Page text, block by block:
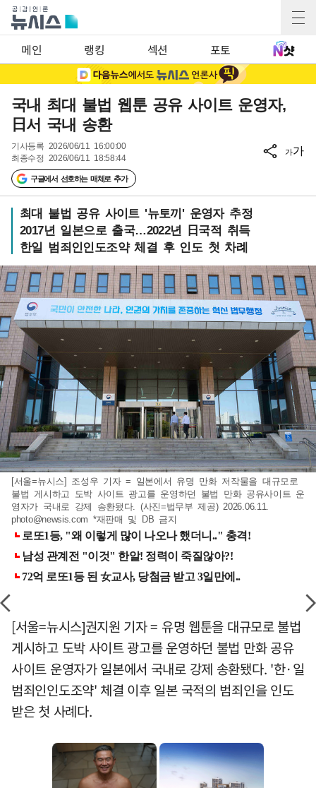
메인 랭킹 섹션 포토
국내 최대 불법 웹툰 공유 사이트 운영자,
日서 국내 송환
기사등록 2026/06/11 16:00:00
최종수정 2026/06/11 18:58:44
구글에서 선호하는 매체로 추가
가가
최대 불법 공유 사이트 '뉴토끼' 운영자 추정
2017년 일본으로 출국…2022년 日국적 취득
한일 범죄인인도조약 체결 후 인도 첫 차례
[서울=뉴시스] 조성우 기자 = 일본에서 유명 만화 저작물을 대규모로
불법 게시하고 도박 사이트 광고를 운영하던 불법 만화 공유사이트 운
영자가 국내로 강제 송환됐다. (사진=법무부 제공) 2026.06.11.
photo@newsis.com *재판매 및 DB 금지
[서울=뉴시스]권지원 기자 = 유명 웹툰을 대규모로 불법
게시하고 도박 사이트 광고를 운영하던 불법 만화 공유
사이트 운영자가 일본에서 국내로 강제 송환됐다. '한·일
범죄인인도조약' 체결 이후 일본 국적의 범죄인을 인도
받은 첫 사례다.